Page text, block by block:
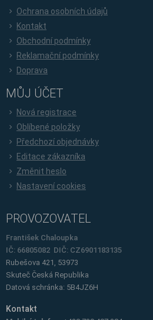
Ochrana osobních údajů
Kontakt
Obchodní podmínky
Reklamační podmínky
Doprava
MŮJ ÚČET
Nová registrace
Oblíbené položky
Předchozí objednávky
Editace zákazníka
Změnit heslo
Nastavení cookies
PROVOZOVATEL
František Chaloupka
IČ: 66805082 DIČ: CZ6901183135
Rubešova 421, 53973
Skuteč Česká Republika
Datová schránka: 5B4JZ6H
Kontakt